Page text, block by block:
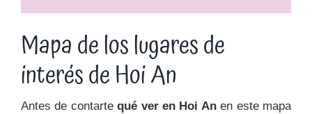
Mapa de los lugares de
interés de Hoi An
Antes de contartequé ver en Hoi Anen este mapa